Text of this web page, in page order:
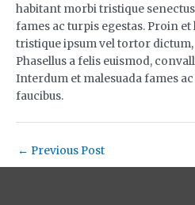
habitant morbi tristique
fames ac turpis egestas. Proin
tristique ipsum vel tortor
Phasellus a felis euismod,
Interdum et malesuada fames
faucibus.
← Previous Post